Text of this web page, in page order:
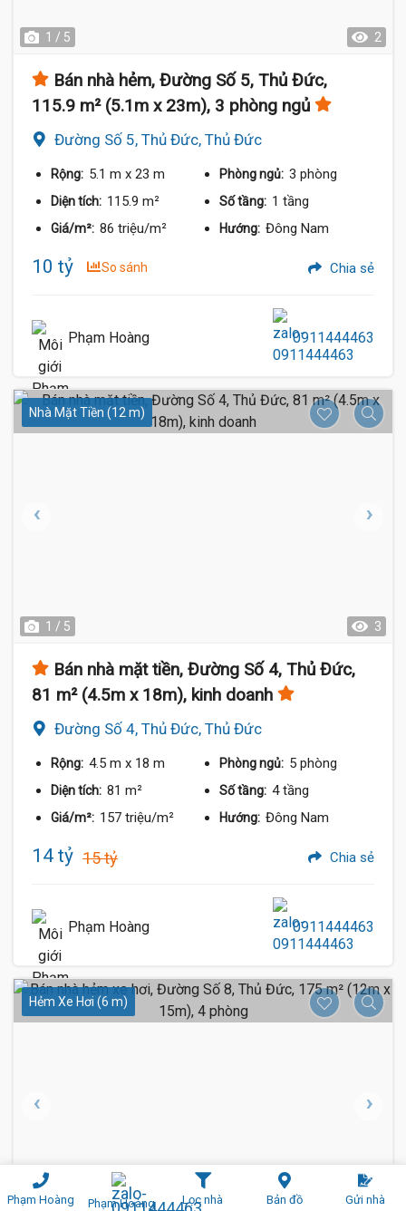
Phạm Hoàng Phạm Hoàng Lọc nhà Bản đồ Gửi nhà
1 / 5 2
Bán nhà hẻm, Đường Số 5, Thủ Đức,
115.9 m² (5.1m x 23m), 3 phòng ngủ
Đường Số 5, Thủ Đức, Thủ Đức
Rộng: 5.1 m x 23 m Phòng ngủ: 3 phòng
Diện tích: 115.9 m² Số tầng: 1 tầng
Giá/m²: 86 triệu/m² Hướng: Đông Nam
10 tỷ So sánh Chia sẻ
Phạm Hoàng 0911444463
Nhà Mặt Tiền (12 m)
1 / 5 3
Bán nhà mặt tiền, Đường Số 4, Thủ Đức,
81 m² (4.5m x 18m), kinh doanh
Đường Số 4, Thủ Đức, Thủ Đức
Rộng: 4.5 m x 18 m Phòng ngủ: 5 phòng
Diện tích: 81 m² Số tầng: 4 tầng
Giá/m²: 157 triệu/m² Hướng: Đông Nam
14 tỷ 15 tỷ Chia sẻ
Phạm Hoàng 0911444463
Hẻm Xe Hơi (6 m)